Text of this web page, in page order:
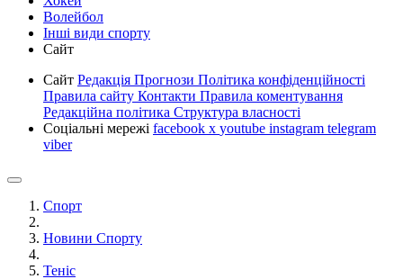
Волейбол
Інші види спорту
Сайт
Сайт Редакція Прогнози Політика конфіденційності
Правила сайту Контакти Правила коментування
Редакційна політика Структура власності
Соціальні мережі facebook x youtube instagram telegram
viber
Спорт
Новини Спорту
Теніс